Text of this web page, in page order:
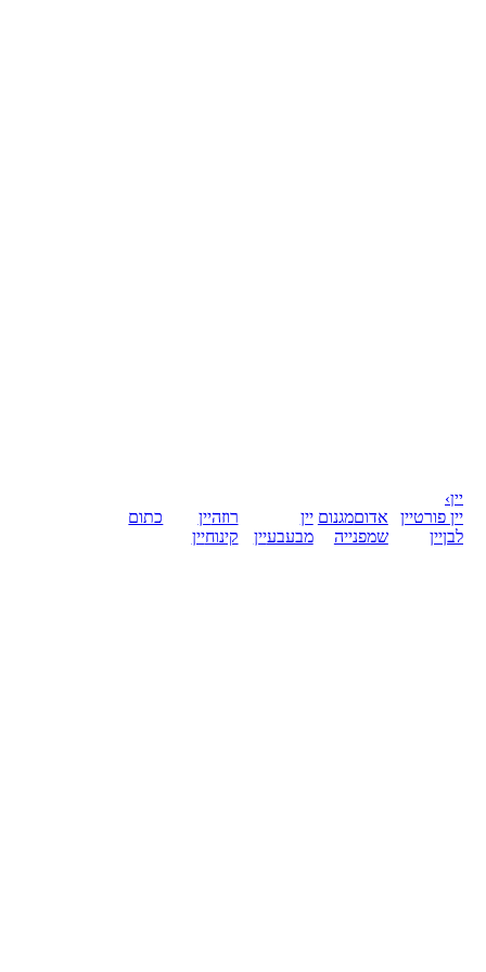
יין›
יין פורטיין
לבןיין
אדוםמגנום
שמפנייה
יין
מבעבעיין
רוזהיין
קינוחיין
כתום